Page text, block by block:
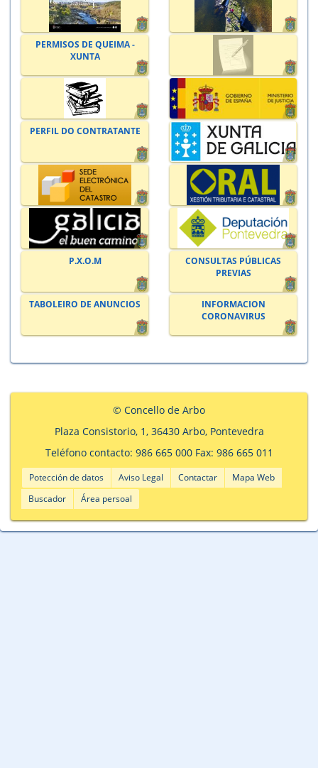
PERMISOS DE QUEIMA -
XUNTA
PERFIL DO CONTRATANTE
P.X.O.M
CONSULTAS PÚBLICAS
PREVIAS
TABOLEIRO DE ANUNCIOS
INFORMACION
CORONAVIRUS
© Concello de Arbo
Plaza Consistorio, 1, 36430 Arbo, Pontevedra
Teléfono contacto: 986 665 000 Fax: 986 665 011
Potección de datos Aviso Legal Contactar
Mapa Web
Buscador
Área persoal